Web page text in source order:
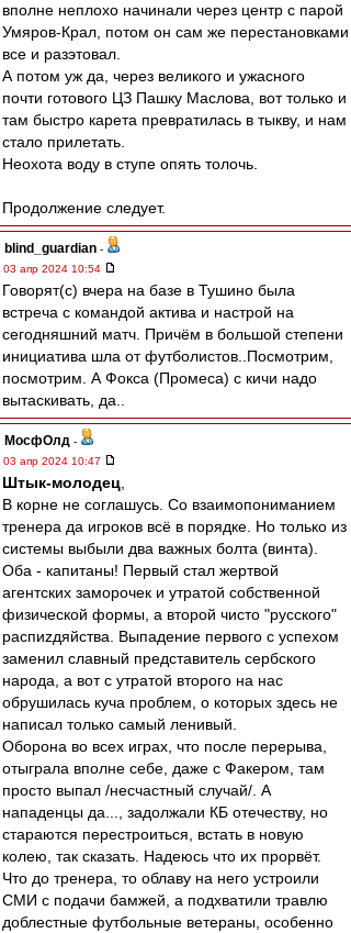
вполне неплохо начинали через центр с парой
Умяров-Крал, потом он сам же перестановками
все и разэтовал.
А потом уж да, через великого и ужасного
почти готового ЦЗ Пашку Маслова, вот только и
там быстро карета превратилась в тыкву, и нам
стало прилетать.
Неохота воду в ступе опять толочь.
Продолжение следует.
blind_guardian -
03 апр 2024 10:54
Говорят(с) вчера на базе в Тушино была
встреча с командой актива и настрой на
сегодняшний матч. Причём в большой степени
инициатива шла от футболистов..Посмотрим,
посмотрим. А Фокса (Промеса) с кичи надо
вытаскивать, да..
МосфОлд -
03 апр 2024 10:47
Штык-молодец
В корне не соглашусь. Со взаимопониманием
тренера да игроков всё в порядке. Но только из
системы выбыли два важных болта (винта).
Оба - капитаны! Первый стал жертвой
агентских заморочек и утратой собственной
физической формы, а второй чисто "русского"
распиzдяйства. Выпадение первого с успехом
заменил славный представитель сербского
народа, а вот с утратой второго на нас
обрушилась куча проблем, о которых здесь не
написал только самый ленивый.
Оборона во всех играх, что после перерыва,
отыграла вполне себе, даже с Факером, там
просто выпал /несчастный случай/. А
нападенцы да..., задолжали КБ отечеству, но
стараются перестроиться, встать в новую
колею, так сказать. Надеюсь что их прорвёт.
Что до тренера, то облаву на него устроили
СМИ с подачи бамжей, а подхватили травлю
доблестные футбольные ветераны, особенно